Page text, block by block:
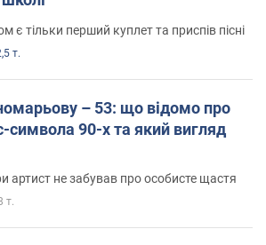
тільки перший куплет та приспів пісні
т.
– 53: що відомо про
символа 90-х та який вигляд
артист не забував про особисте щастя
т.